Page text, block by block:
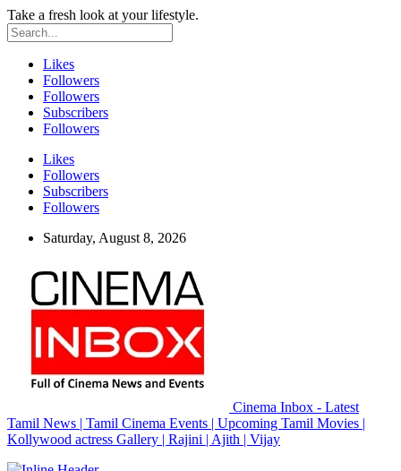
Take a fresh look at your lifestyle.
Likes
Followers
Followers
Subscribers
Followers
Likes
Followers
Subscribers
Followers
Saturday, August 8, 2026
Cinema Inbox - Latest
Tamil News | Tamil Cinema Events | Upcoming Tamil Movies |
Kollywood actress Gallery | Rajini | Ajith | Vijay